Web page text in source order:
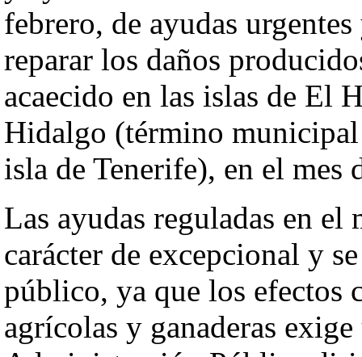
febrero, de ayudas
reparar los daños
acaecido en las islas de El
Hidalgo (término
isla de Tenerife), en el mes
Las ayudas reguladas en
carácter de excepcional y
público, ya que los efectos
agrícolas y ganaderas